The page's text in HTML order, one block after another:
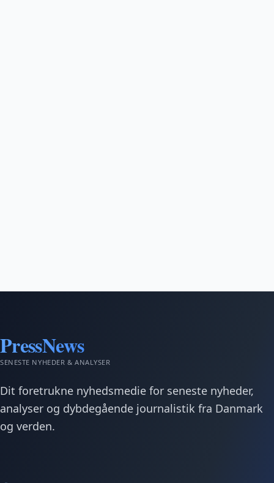
PressNews
SENESTE NYHEDER & ANALYSER
Dit foretrukne nyhedsmedie for seneste nyheder,
analyser og dybdegående journalistik fra Danmark
og verden.